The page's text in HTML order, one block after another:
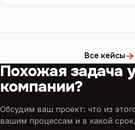
Все кейсы→
Похожая задача
компании?
Обсудим ваш проект: что из
вашим процессам и в какой срок.